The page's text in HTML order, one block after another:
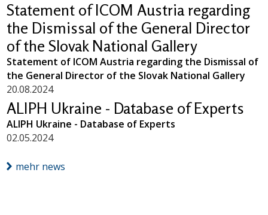
Statement of ICOM Austria regarding
the Dismissal of the General Director
of the Slovak National Gallery
Statement of ICOM Austria regarding the Dismissal of
the General Director of the Slovak National Gallery
20.08.2024
ALIPH Ukraine - Database of Experts
ALIPH Ukraine - Database of Experts
02.05.2024
mehr news